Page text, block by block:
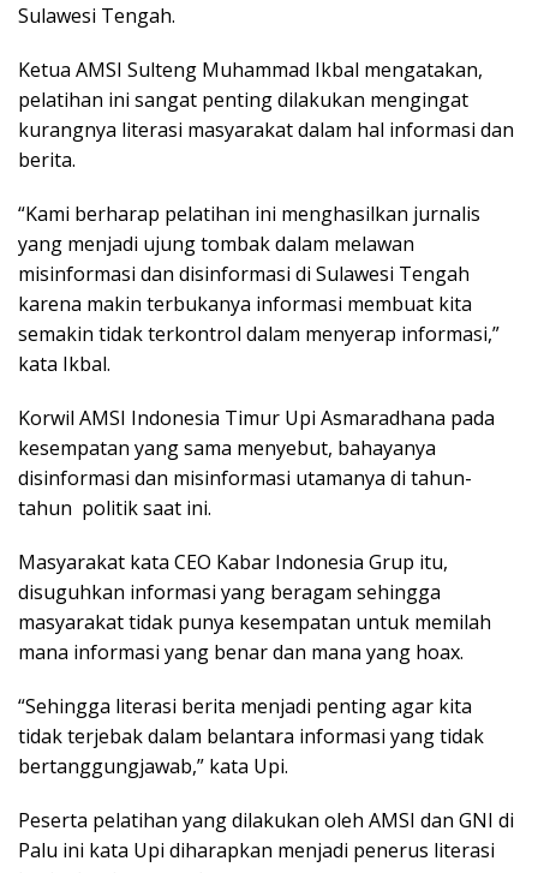
Sulawesi Tengah.
Ketua AMSI Sulteng Muhammad Ikbal mengatakan,
pelatihan ini sangat penting dilakukan mengingat
kurangnya literasi masyarakat dalam hal informasi dan
berita.
“Kami berharap pelatihan ini menghasilkan jurnalis
yang menjadi ujung tombak dalam melawan
misinformasi dan disinformasi di Sulawesi Tengah
karena makin terbukanya informasi membuat kita
semakin tidak terkontrol dalam menyerap informasi,”
kata Ikbal.
Korwil AMSI Indonesia Timur Upi Asmaradhana pada
kesempatan yang sama menyebut, bahayanya
disinformasi dan misinformasi utamanya di tahun-
tahun politik saat ini.
Masyarakat kata CEO Kabar Indonesia Grup itu,
disuguhkan informasi yang beragam sehingga
masyarakat tidak punya kesempatan untuk memilah
mana informasi yang benar dan mana yang hoax.
“Sehingga literasi berita menjadi penting agar kita
tidak terjebak dalam belantara informasi yang tidak
bertanggungjawab,” kata Upi.
Peserta pelatihan yang dilakukan oleh AMSI dan GNI di
Palu ini kata Upi diharapkan menjadi penerus literasi